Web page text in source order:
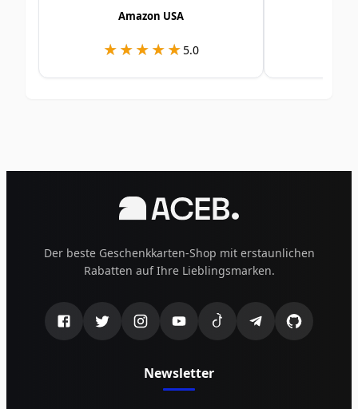
Amazon USA
★★★★★
★★★★★5.0
Der beste Geschenkkarten-Shop mit erstaunlichen
Rabatten auf Ihre Lieblingsmarken.
Newsletter